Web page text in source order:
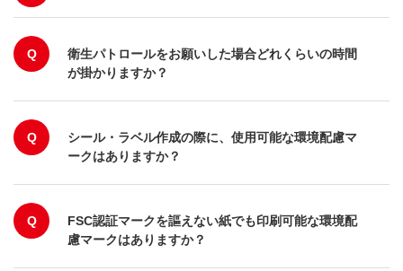
Q
衛生パトロールをお願いした場合どれくらいの時間
が掛かりますか？
Q
シール・ラベル作成の際に、使用可能な環境配慮マ
ークはありますか？
Q
FSC認証マークを謳えない紙でも印刷可能な環境配
慮マークはありますか？